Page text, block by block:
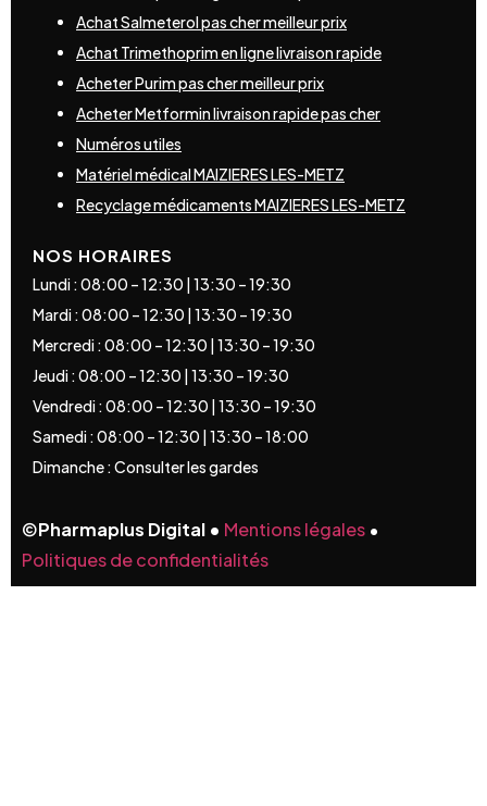
Achat Salmeterol pas cher meilleur prix
Achat Trimethoprim en ligne livraison rapide
Acheter Purim pas cher meilleur prix
Acheter Metformin livraison rapide pas cher
Numéros utiles
Matériel médical MAIZIERES LES-METZ
Recyclage médicaments MAIZIERES LES-METZ
NOS HORAIRES
Lundi : 08:00 – 12:30 | 13:30 – 19:30
Mardi : 08:00 – 12:30 | 13:30 – 19:30
Mercredi : 08:00 – 12:30 | 13:30 – 19:30
Jeudi : 08:00 – 12:30 | 13:30 – 19:30
Vendredi : 08:00 – 12:30 | 13:30 – 19:30
Samedi : 08:00 – 12:30 | 13:30 – 18:00
Dimanche : Consulter les gardes
©Pharmaplus Digital • Mentions légales •
Politiques de confidentialités